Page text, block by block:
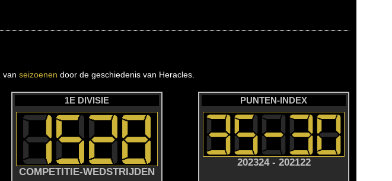
van seizoenen door de geschiedenis van Heracles.
1E DIVISIE
COMPETITIE-WEDSTRIJDEN
PUNTEN-INDEX
202324 - 202122